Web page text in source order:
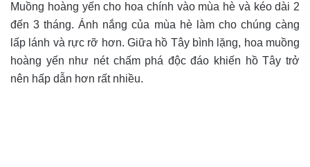
Muồng hoàng yến cho hoa chính vào mùa hè và kéo dài 2
đến 3 tháng. Ánh nắng của mùa hè làm cho chúng càng
lấp lánh và rực rỡ hơn. Giữa hồ Tây bình lặng, hoa muồng
hoàng yến như nét chấm phá độc đáo khiến hồ Tây trở
nên hấp dẫn hơn rất nhiều.